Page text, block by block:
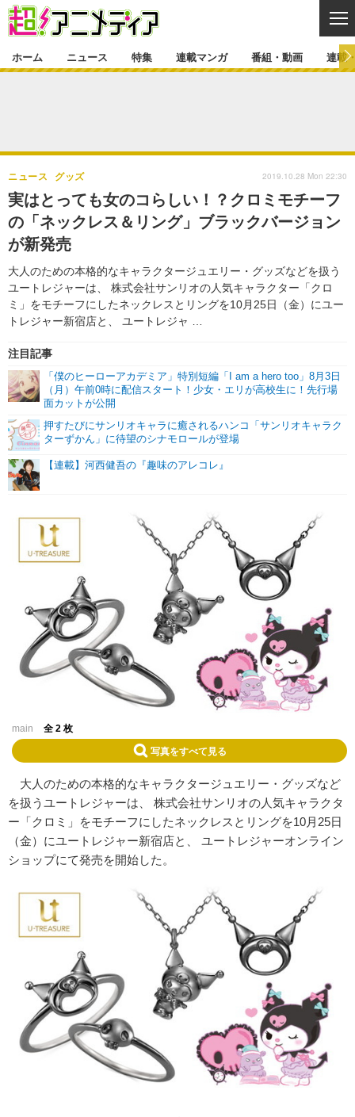
ゲーム・アプリ マンガ
グッズ イベント
舞台 新帝スタ
特集一覧 カバー
ラキりす
連載マンガ
連載マンガ一覧
番組・動画
番組・動画一覧 ラジオ
連載・ブログ
連載・ブログ一覧
編集部ブログ・お知らせ
ホーム ニュース 特集 連載マンガ 番組・動画 連載
実はとっても女のコらしい！？クロミモチーフ
の「ネックレス＆リング」ブラックバージョン
が新発売
大人のための本格的なキャラクタージュエリー・グッズなどを扱う
ユートレジャーは、 株式会社サンリオの人気キャラクター「クロ
ミ」をモチーフにしたネックレスとリングを10月25日（金）にユー
トレジャー新宿店と、 ユートレジャ …
ニュース グッズ
注目記事
「僕のヒーローアカデミア」特別短編「I am a hero too」8月3日
（月）午前0時に配信スタート！少女・エリが高校生に！先行場
面カットが公開
押すたびにサンリオキャラに癒されるハンコ「サンリオキャラク
ターずかん」に待望のシナモロールが登場
【連載】河西健吾の『趣味のアレコレ』
2019.10.28 Mon 22:30
main 全 2 枚
写真をすべて見る
大人のための本格的なキャラクタージュエリー・グッズなど
を扱うユートレジャーは、 株式会社サンリオの人気キャラクタ
ー「クロミ」をモチーフにしたネックレスとリングを10月 25日
（金）にユートレジャー新宿店と、 ユートレジャーオンライン
ショップにて発売を開始した。